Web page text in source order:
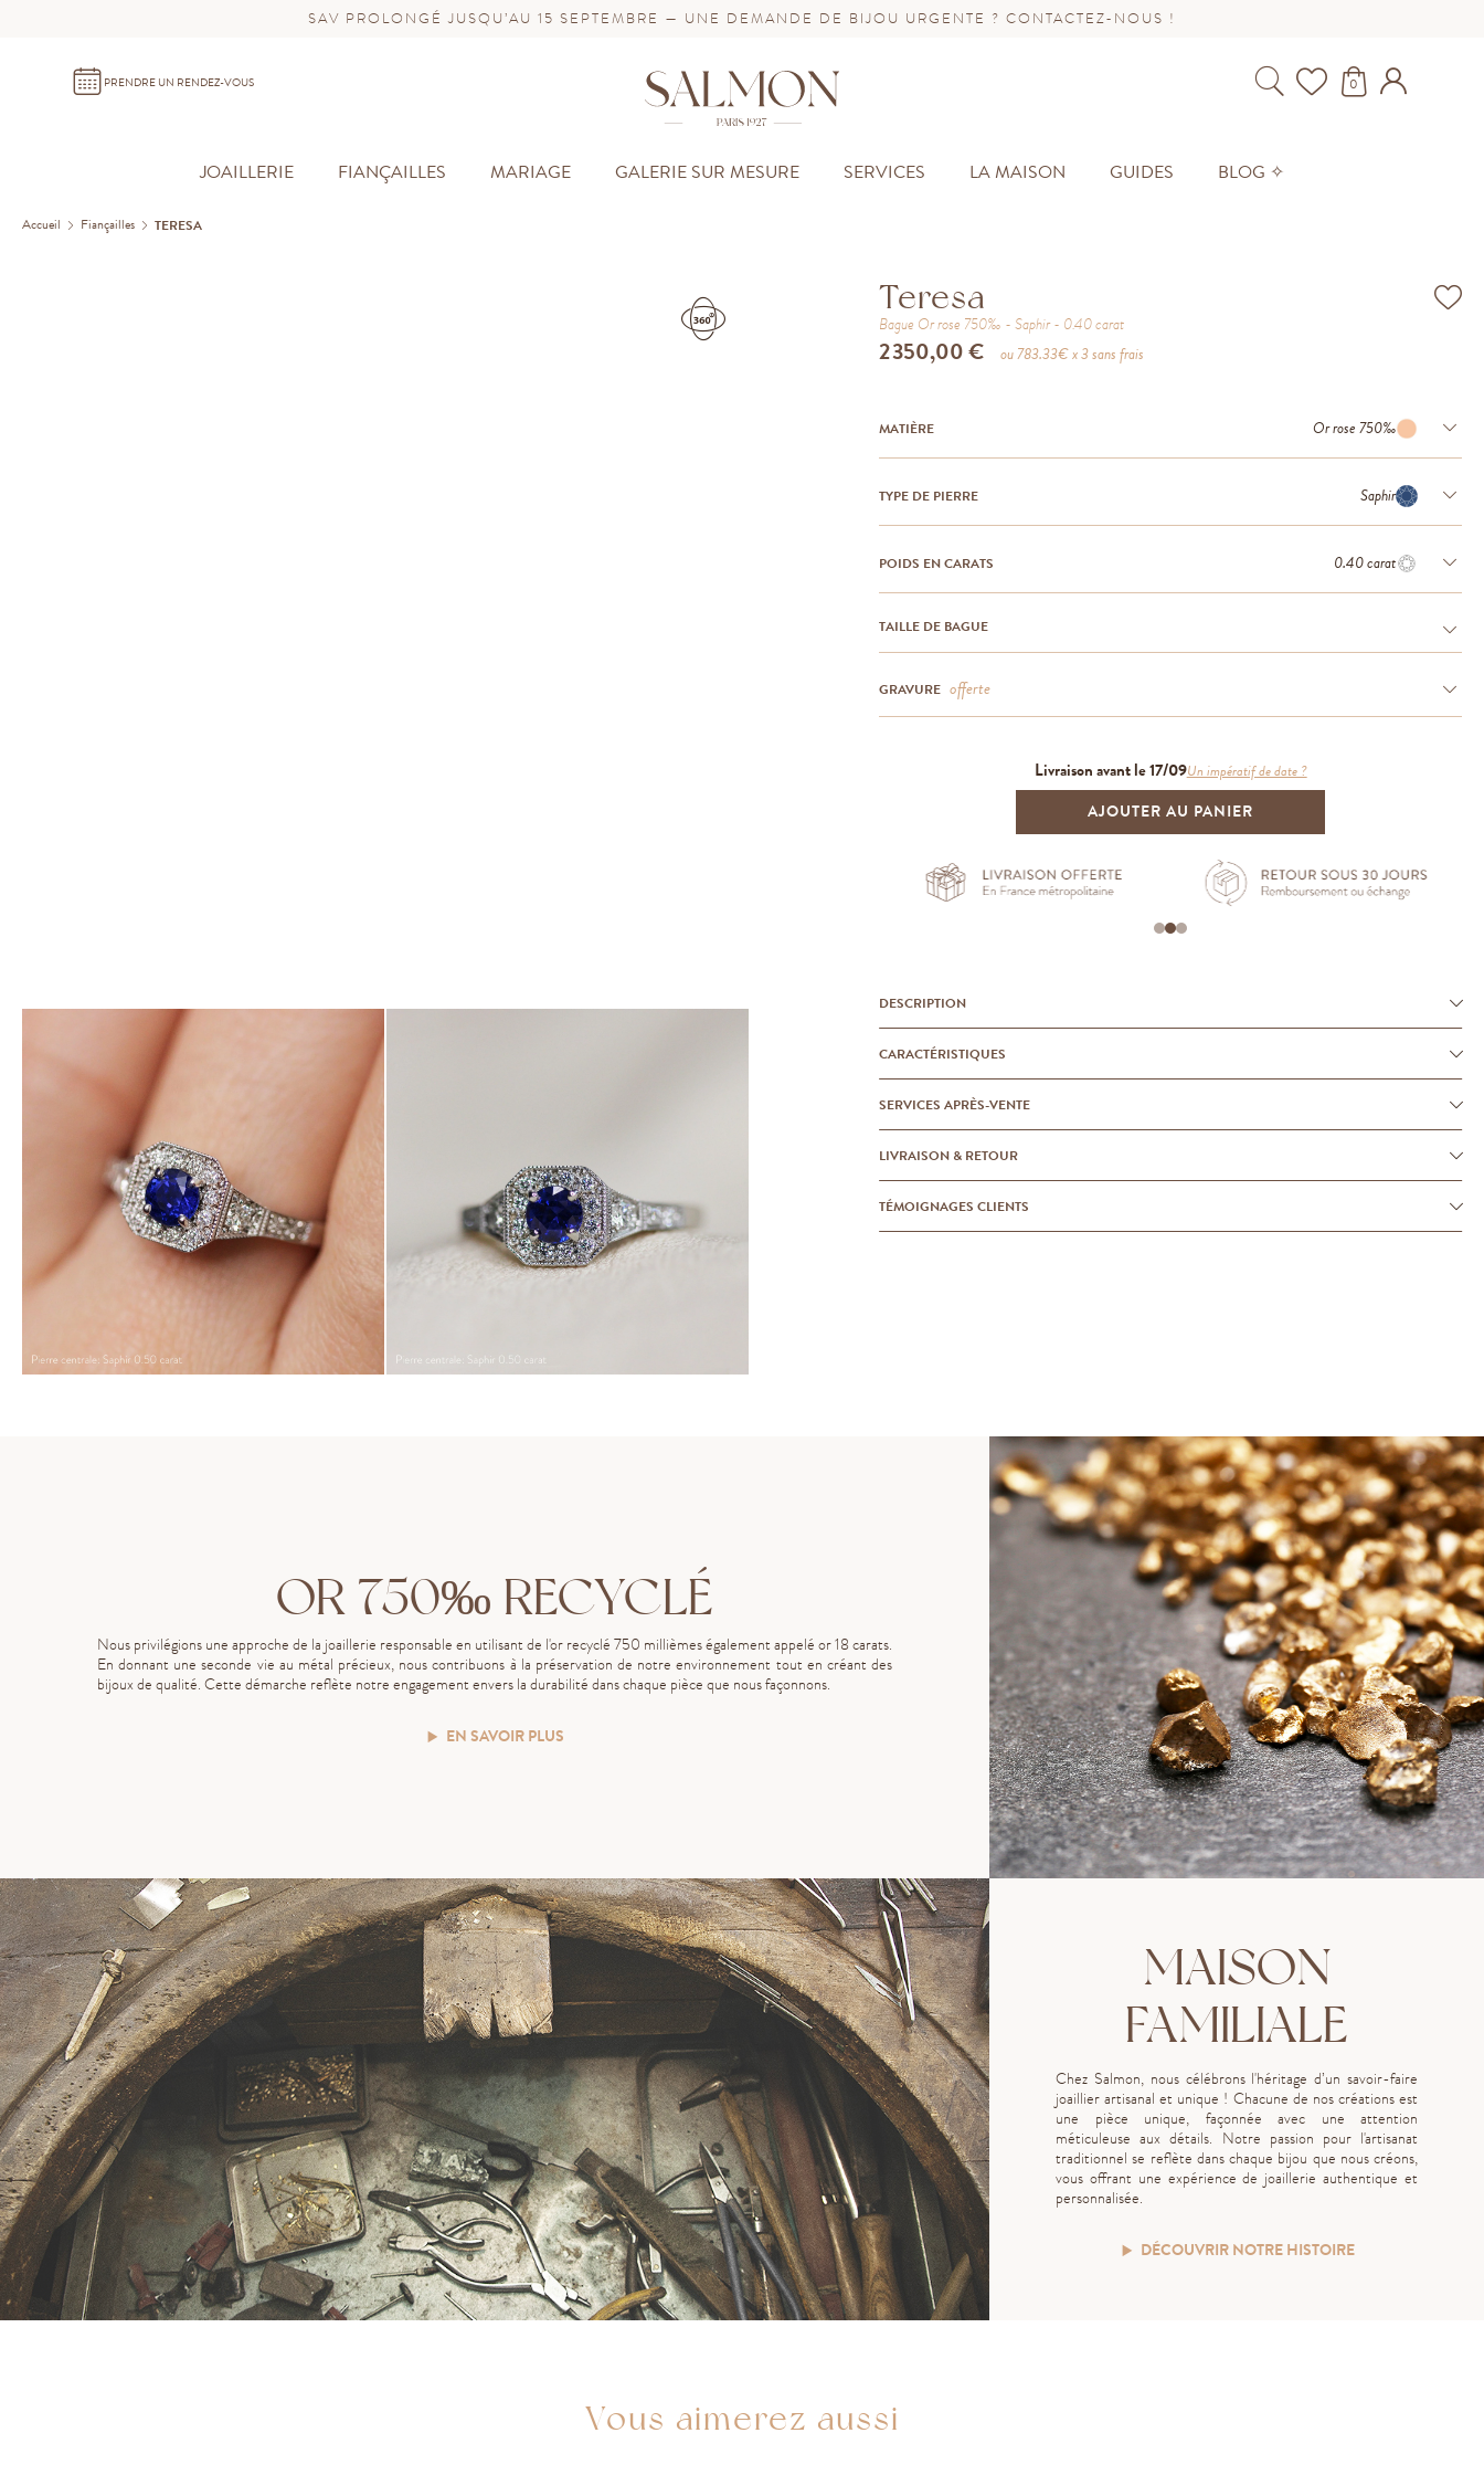
SAV PROLONGÉ JUSQU’AU 15 SEPTEMBRE — UNE DEMANDE DE BIJOU URGENTE ? CONTACTEZ-NOUS !
PRENDRE UN RENDEZ-VOUS
JOAILLERIE FIANÇAILLES MARIAGE GALERIE SUR MESURE SERVICES LA MAISON GUIDES BLOG ✧
0
Accueil Fiançailles TERESA
Teresa
Bague Or rose 750‰ Saphir 0.40carat
2 350,00 € ou783.33€ x 3 sans frais
MATIÈRE Or rose 750‰
TYPE DE PIERRE Saphir
POIDS EN CARATS 0.40 carat
TAILLE DE BAGUE
GRAVURE offerte
Livraison avant le 17/09Un impératif de date ?
AJOUTER AU PANIER
DESCRIPTION
CARACTÉRISTIQUES
SERVICES APRÈS-VENTE
LIVRAISON & RETOUR
TÉMOIGNAGES CLIENTS
OR 750‰ RECYCLÉ
Nous privilégions une approche de la joaillerie responsable en utilisant de l'or recyclé 750 millièmes également appelé or 18 carats.
En donnant une seconde vie au métal précieux, nous contribuons à la préservation de notre environnement tout en créant des
bijoux de qualité. Cette démarche reflète notre engagement envers la durabilité dans chaque pièce que nous façonnons.
EN SAVOIR PLUS
MAISON
FAMILIALE
Chez Salmon, nous célébrons l'héritage d’un savoir-faire
joaillier artisanal et unique ! Chacune de nos créations est
une pièce unique, façonnée avec une attention
méticuleuse aux détails. Notre passion pour l'artisanat
traditionnel se reflète dans chaque bijou que nous créons,
vous offrant une expérience de joaillerie authentique et
personnalisée.
DÉCOUVRIR NOTRE HISTOIRE
Vous aimerez aussi